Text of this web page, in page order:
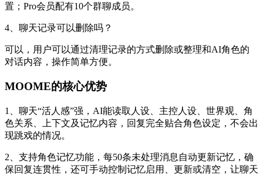
置；Pro会员配有10个群聊成员。
4、聊天记录可以删除吗？
可以，用户可以通过清理记录的方式删除或整理和AI角色的
对话内容，操作简单方便。
MOOME的核心优势
1、聊天“活人感”强，AI能读取人设、主控人设、世界观、角
色关系、上下文及记忆内容，回复完全贴合角色设定，不会出
现跳戏的情况。
2、支持角色记忆功能，每50条未处理消息自动更新记忆，确
保回复连贯性，还可手动控制记忆启用、更新或清空，让聊天